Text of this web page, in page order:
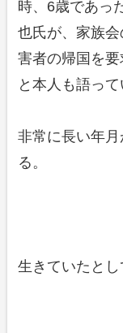
時、6歳であっ
也氏が、家族
害者の帰国を
と本人も語って
非常に長い年
る。
生きていたとし